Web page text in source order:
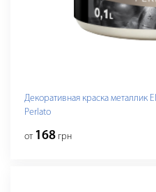
Декоративная краска металлик
Perlato
от 168 грн